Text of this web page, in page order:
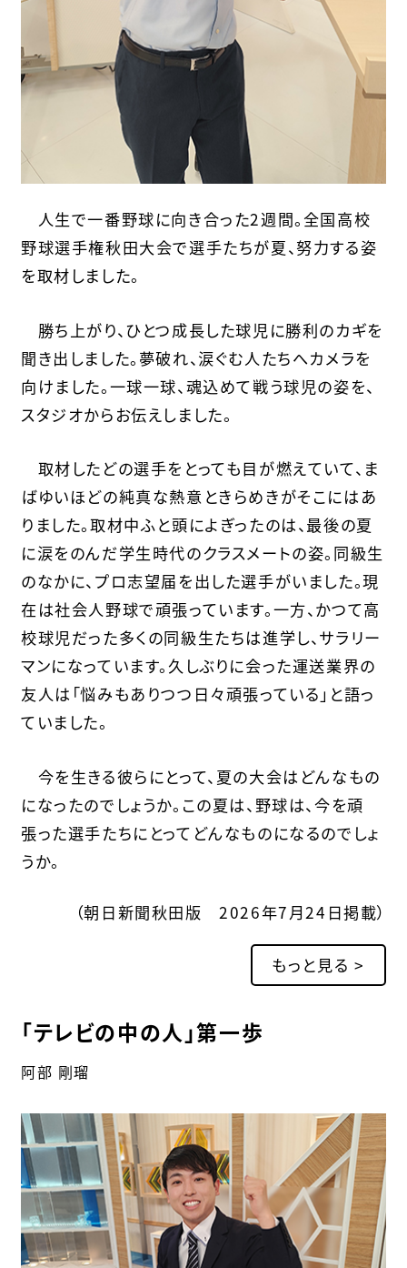
人生で一番野球に向き合った2週間。全国高校
野球選手権秋田大会で選手たちが夏、努力する姿
を取材しました。
勝ち上がり、ひとつ成長した球児に勝利のカギを
聞き出しました。夢破れ、涙ぐむ人たちへカメラを
向けました。一球一球、魂込めて戦う球児の姿を、
スタジオからお伝えしました。
取材したどの選手をとっても目が燃えていて、ま
ばゆいほどの純真な熱意ときらめきがそこにはあ
りました。取材中ふと頭によぎったのは、最後の夏
に涙をのんだ学生時代のクラスメートの姿。同級生
のなかに、プロ志望届を出した選手がいました。現
在は社会人野球で頑張っています。一方、かつて高
校球児だった多くの同級生たちは進学し、サラリー
マンになっています。久しぶりに会った運送業界の
友人は「悩みもありつつ日々頑張っている」と語っ
ていました。
今を生きる彼らにとって、夏の大会はどんなもの
になったのでしょうか。この夏は、野球は、今を頑
張った選手たちにとってどんなものになるのでしょ
うか。
（朝日新聞秋田版 2026年7月24日掲載）
もっと見る >
「テレビの中の人」第一歩
阿部 剛瑠